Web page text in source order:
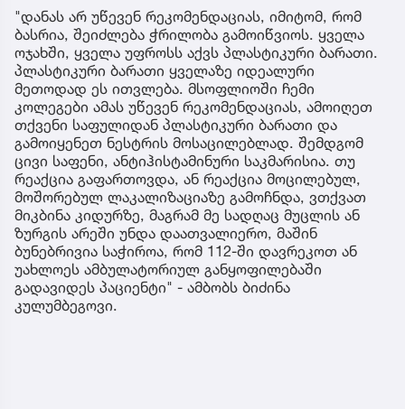
"დანას არ უწევენ რეკომენდაციას, იმიტომ, რომ
ბასრია, შეიძლება ჭრილობა გამოიწვიოს. ყველა
ოჯახში, ყველა უფროსს აქვს პლასტიკური ბარათი.
პლასტიკური ბარათი ყველაზე იდეალური
მეთოდად ეს ითვლება. მსოფლიოში ჩემი
კოლეგები ამას უწევენ რეკომენდაციას, ამოიღეთ
თქვენი საფულიდან პლასტიკური ბარათი და
გამოიყენეთ ნესტრის მოსაცილებლად. შემდგომ
ცივი საფენი, ანტიჰისტამინური საკმარისია. თუ
რეაქცია გაფართოვდა, ან რეაქცია მოცილებულ,
მოშორებულ ლაკალიზაციაზე გამოჩნდა, ვთქვათ
მიკბინა კიდურზე, მაგრამ მე სადღაც მუცლის ან
ზურგის არეში უნდა დაათვალიერო, მაშინ
ბუნებრივია საჭიროა, რომ 112-ში დავრეკოთ ან
უახლოეს ამბულატორიულ განყოფილებაში
გადავიდეს პაციენტი" - ამბობს ბიძინა
კულუმბეგოვი.